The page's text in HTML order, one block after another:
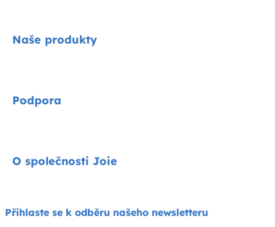
Naše produkty
Kočárky
Houpátka a lehátka
Podpora
O společnosti Joie
O nás
Přihlaste se k odběru našeho newsletteru